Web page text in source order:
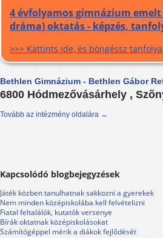
4 évfolyamos gimnázium
dráma) oktatás - képzés,
>>> Kattints ide, és böngéssz
Bethlen Gimnázium - Bethlen Gábor
6800 Hódmezővásárhely ,
Tovább az intézmény oldalára →
Kapcsolódó blogbejegyzések
Játék közben tanulhatnak sakkozni a gyerekek
Nem minden középiskolába kell felvételizni
Fiatal feltalálók, kutatók versenye
Bírák oktatnak középiskolásokat
Számítógéppel mérik a diákok fejlődését